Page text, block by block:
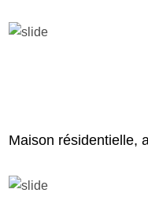
Maison résidentielle,